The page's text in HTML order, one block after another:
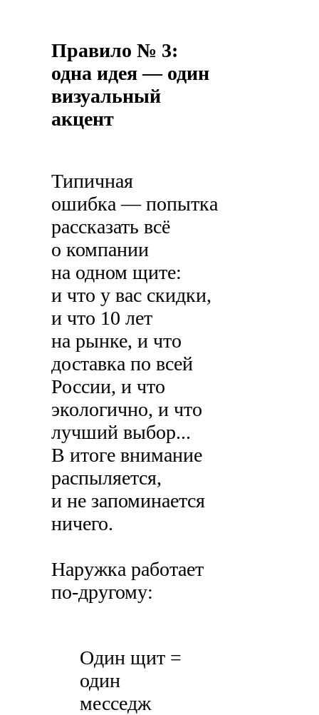
Правило № 3:
одна идея — один
визуальный
акцент
Типичная
ошибка — попытка
рассказать всё
о компании
на одном щите:
и что у вас скидки,
и что 10 лет
на рынке, и что
доставка по всей
России, и что
экологично, и что
лучший выбор...
В итоге внимание
распыляется,
и не запоминается
ничего.
Наружка работает
по-другому:
Один щит =
один
месседж